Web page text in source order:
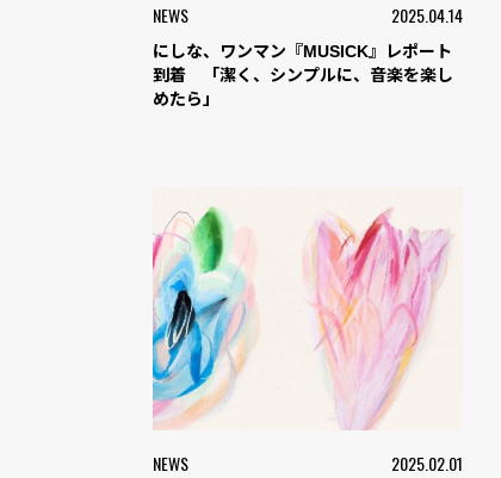
NEWS 2025.04.14
にしな、ワンマン『MUSICK』レポート
到着 「潔く、シンプルに、音楽を楽し
めたら」
NEWS 2025.02.01